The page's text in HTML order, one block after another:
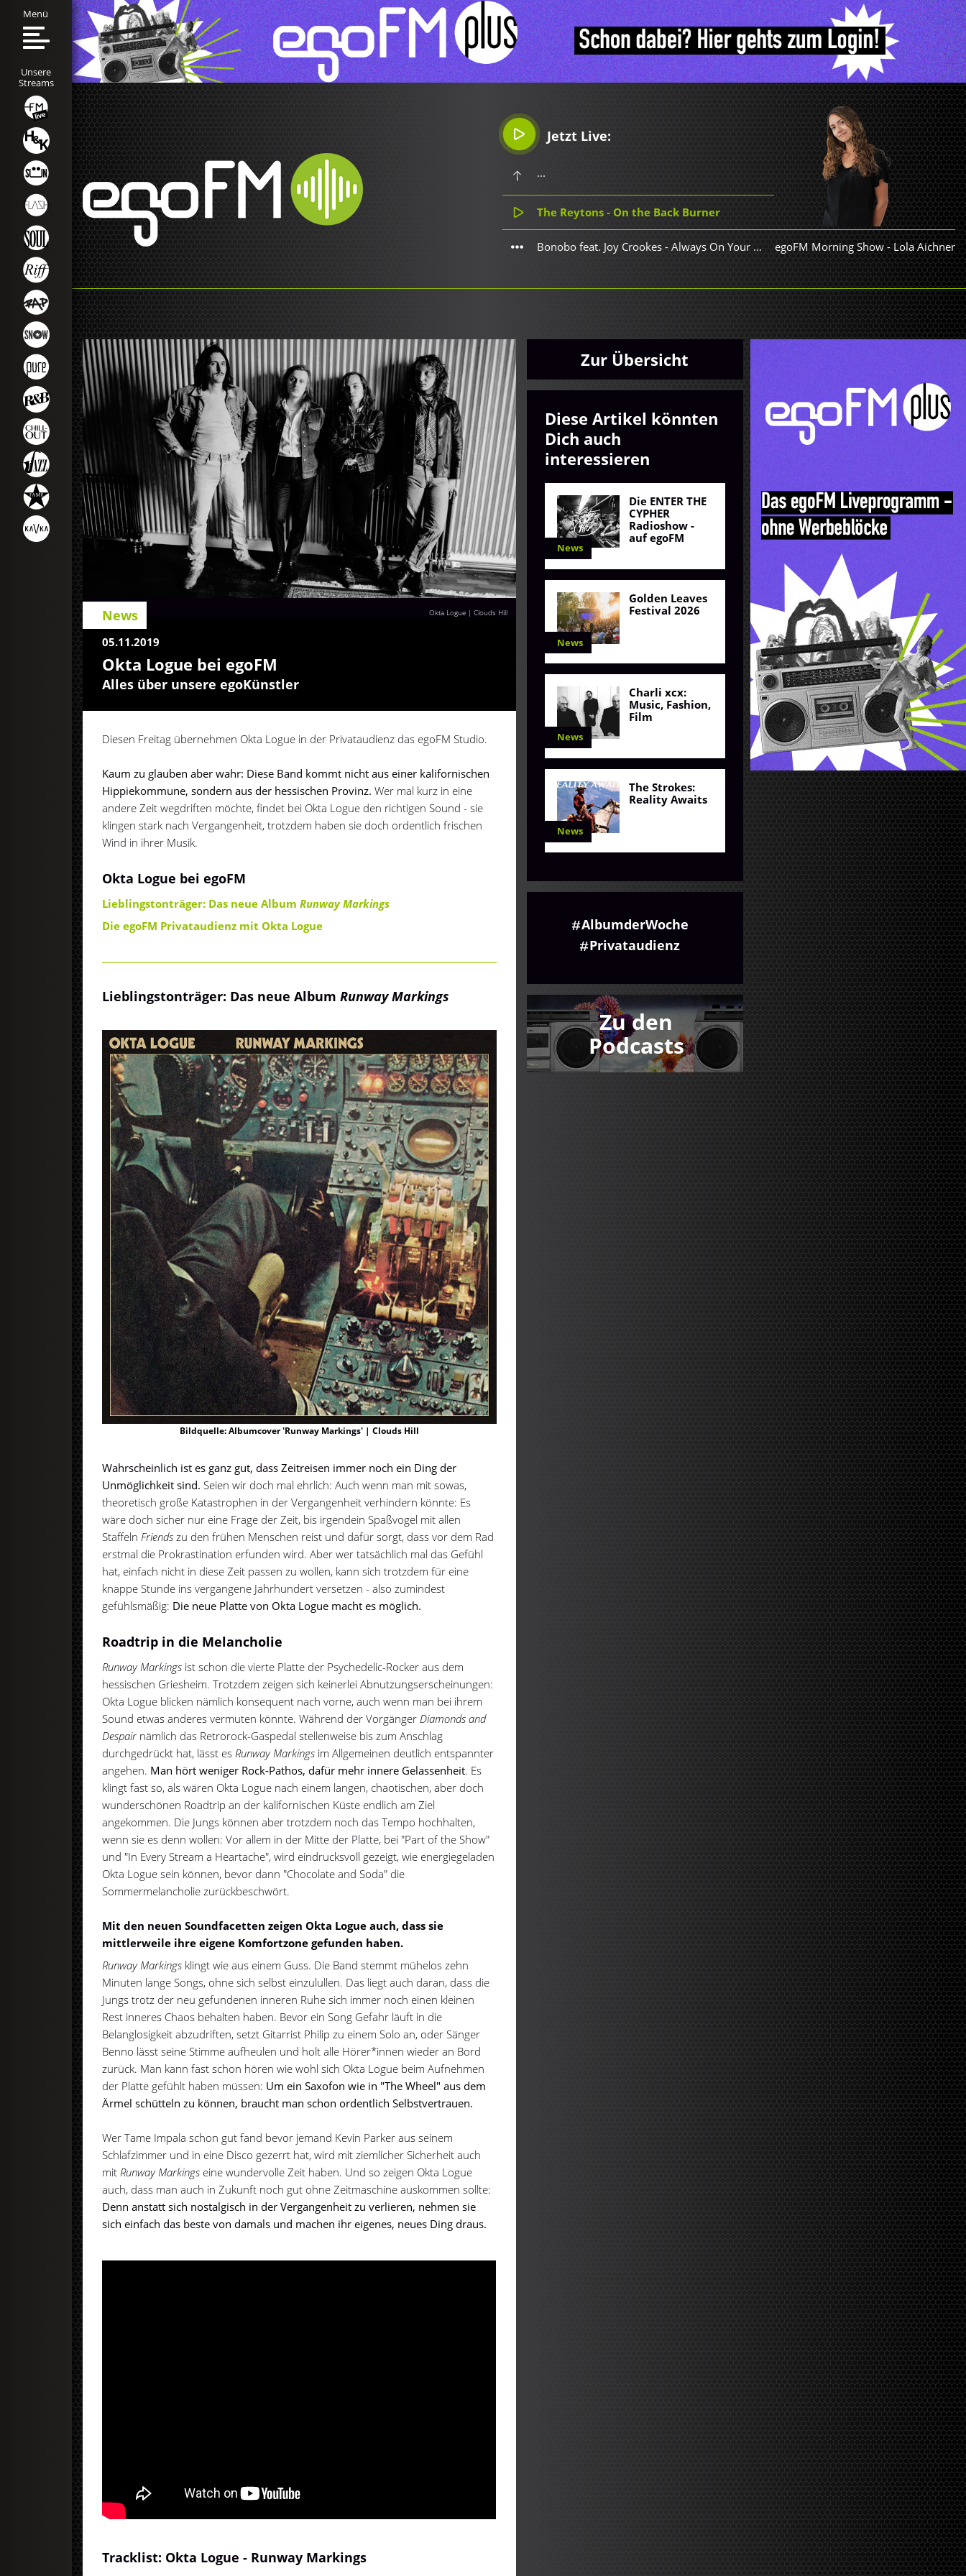
Jetzt Live:
...
The Reytons - On the Back Burner
Bonobo feat. Joy Crookes - Always On Your Side egoFM Morning Show-Lola Aichner
Menü
Unsere
Streams
Okta Logue | Clouds Hill
News
05.11.2019
Okta Logue bei egoFM
Alles über unsere egoKünstler
Diesen Freitag übernehmen Okta Logue in der Privataudienz das egoFM Studio.
Kaum zu glauben aber wahr: Diese Band kommt nicht aus einer kalifornischen
Hippiekommune, sondern aus der hessischen Provinz. Wer mal kurz in eine
andere Zeit wegdriften möchte, findet bei Okta Logue den richtigen Sound - sie
klingen stark nach Vergangenheit, trotzdem haben sie doch ordentlich frischen
Wind in ihrer Musik.
Okta Logue bei egoFM
Lieblingstonträger: Das neue AlbumRunway Markings
Die egoFM Privataudienz mit Okta Logue
Lieblingstonträger: Das neue AlbumRunway Markings
Bildquelle: Albumcover 'Runway Markings' | Clouds Hill
Wahrscheinlich ist es ganz gut, dass Zeitreisen immer noch ein Ding der
Unmöglichkeit sind. Seien wir doch mal ehrlich: Auch wenn man mit sowas,
theoretisch große Katastrophen in der Vergangenheit verhindern könnte: Es
wäre doch sicher nur eine Frage der Zeit, bis irgendein Spaßvogel mit allen
StaffelnFriends zu den frühen Menschen reist und dafür sorgt, dass vor dem Rad
erstmal die Prokrastination erfunden wird. Aber wer tatsächlich mal das Gefühl
hat, einfach nicht in diese Zeit passen zu wollen, kann sich trotzdem für eine
knappe Stunde ins vergangene Jahrhundert versetzen - also zumindest
gefühlsmäßig: Die neue Platte von Okta Logue macht es möglich.
Roadtrip in die Melancholie
Runway Markings ist schon die vierte Platte der Psychedelic-Rocker aus dem
hessischen Griesheim. Trotzdem zeigen sich keinerlei Abnutzungserscheinungen:
Okta Logue blicken nämlich konsequent nach vorne, auch wenn man bei ihrem
Sound etwas anderes vermuten könnte. Während der Vorgänger Diamonds and
Despair nämlich das Retrorock-Gaspedal stellenweise bis zum Anschlag
durchgedrückt hat, lässt es Runway Markings im Allgemeinen deutlich entspannter
angehen. Man hört weniger Rock-Pathos, dafür mehr innere Gelassenheit. Es
klingt fast so, als wären Okta Logue nach einem langen, chaotischen, aber doch
wunderschönen Roadtrip an der kalifornischen Küste endlich am Ziel
angekommen. Die Jungs können aber trotzdem noch das Tempo hochhalten,
wenn sie es denn wollen: Vor allem in der Mitte der Platte, bei "Part of the Show"
und "In Every Stream a Heartache", wird eindrucksvoll gezeigt, wie energiegeladen
Okta Logue sein können, bevor dann "Chocolate and Soda" die
Sommermelancholie zurückbeschwört.
Mit den neuen Soundfacetten zeigen Okta Logue auch, dass sie
mittlerweile ihre eigene Komfortzone gefunden haben.
Runway Markings klingt wie aus einem Guss. Die Band stemmt mühelos zehn
Minuten lange Songs, ohne sich selbst einzulullen. Das liegt auch daran, dass die
Jungs trotz der neu gefundenen inneren Ruhe sich immer noch einen kleinen
Rest inneres Chaos behalten haben. Bevor ein Song Gefahr läuft in die
Belanglosigkeit abzudriften, setzt Gitarrist Philip zu einem Solo an, oder Sänger
Benno lässt seine Stimme aufheulen und holt alle Hörer*innen wieder an Bord
zurück. Man kann fast schon hören wie wohl sich Okta Logue beim Aufnehmen
der Platte gefühlt haben müssen: Um ein Saxofon wie in "The Wheel" aus dem
Ärmel schütteln zu können, braucht man schon ordentlich Selbstvertrauen.
Wer Tame Impala schon gut fand bevor jemand Kevin Parker aus seinem
Schlafzimmer und in eine Disco gezerrt hat, wird mit ziemlicher Sicherheit auch
mitRunway Markings eine wundervolle Zeit haben. Und so zeigen Okta Logue
auch, dass man auch in Zukunft noch gut ohne Zeitmaschine auskommen sollte:
Denn anstatt sich nostalgisch in der Vergangenheit zu verlieren, nehmen sie
sich einfach das beste von damals und machen ihr eigenes, neues Ding draus.
Tracklist: Okta Logue - Runway Markings
Zur Übersicht
Diese Artikel könnten
Dich auch
interessieren
News
Die ENTER THE
CYPHER
Radioshow -
auf egoFM
News
Golden Leaves
Festival 2026
News
Charli xcx:
Music, Fashion,
Film
News
The Strokes:
Reality Awaits
AlbumderWoche
Privataudienz
Zu den
Podcasts